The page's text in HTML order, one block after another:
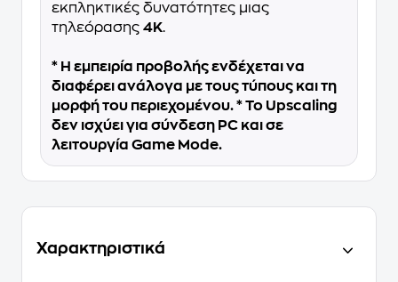
εκπληκτικές δυνατότητες μιας
τηλεόρασης 4Κ.
* Η εμπειρία προβολής ενδέχεται να
διαφέρει ανάλογα με τους τύπους και τη
μορφή του περιεχομένου. * Το Upscaling
δεν ισχύει για σύνδεση PC και σε
λειτουργία Game Mode.
Χαρακτηριστικά